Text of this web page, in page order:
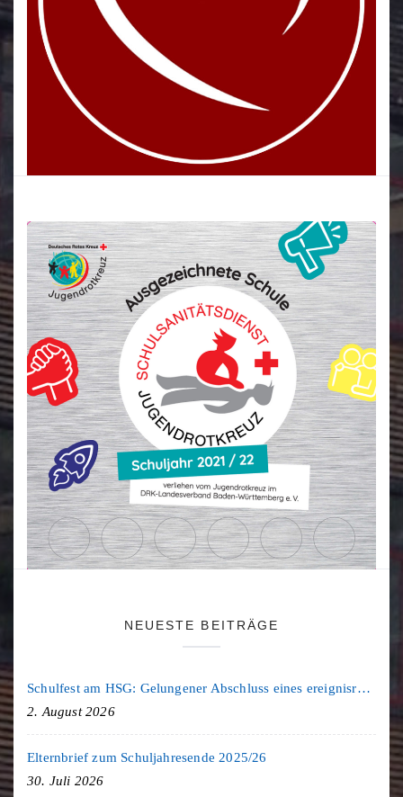
NEUESTE BEITRÄGE
Schulfest am HSG: Gelungener Abschluss eines ereignisreichen Schuljahres
2. August 2026
Elternbrief zum Schuljahresende 2025/26
30. Juli 2026